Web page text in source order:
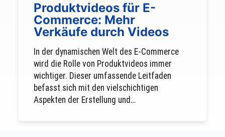
Produktvideos für E-
Commerce: Mehr
Verkäufe durch Videos
In der dynamischen Welt des E-Commerce
wird die Rolle von Produktvideos immer
wichtiger. Dieser umfassende Leitfaden
befasst sich mit den vielschichtigen
Aspekten der Erstellung und…